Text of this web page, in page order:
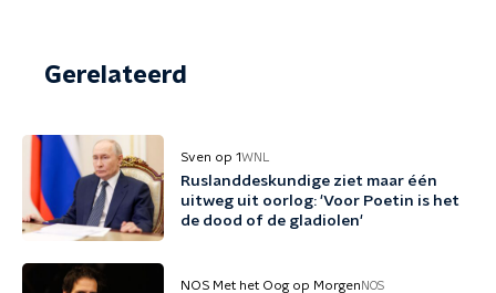
Gerelateerd
Sven op 1WNL
Ruslanddeskundige ziet maar één
uitweg uit oorlog: 'Voor Poetin is het
de dood of de gladiolen'
NOS Met het Oog op Morgen NOS